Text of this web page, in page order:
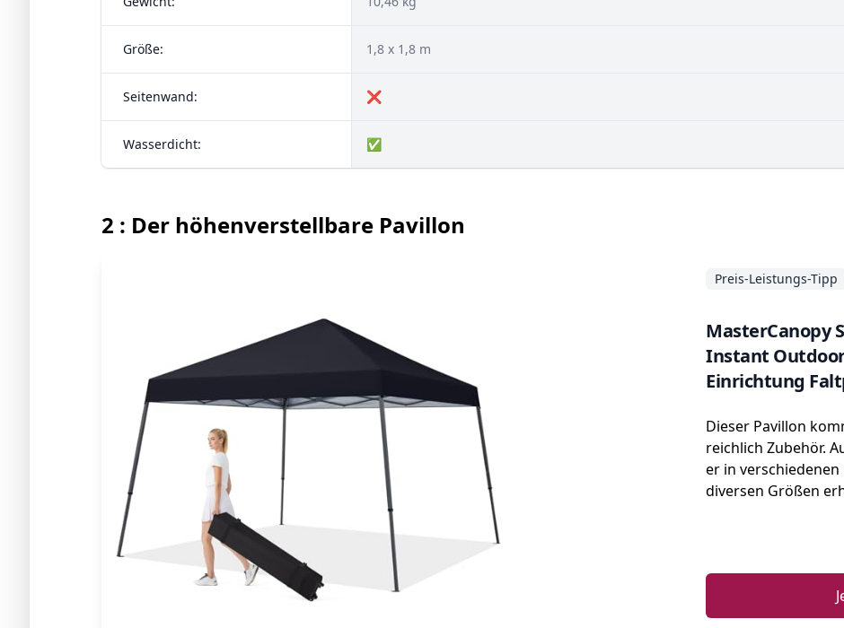
Größe: 1,8 x 1,8 m
Seitenwand: ❌
Wasserdicht: ✅
2 : Der höhenverstellbare Pavillon
MasterCanopy
Instant
Einrichtung
Preis-Leistungs-Tipp
Dieser Pavillon
reichlich Zubehör.
er in verschiedenen
diversen Größen